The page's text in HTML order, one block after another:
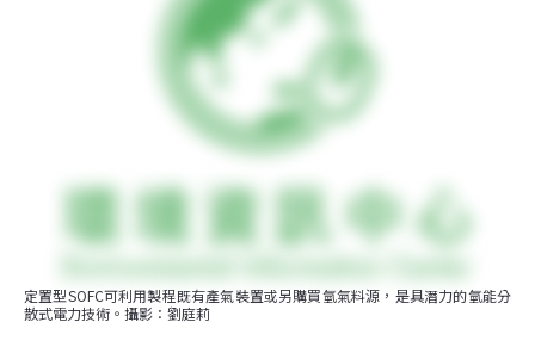
定置型SOFC可利用製程既有產氣裝置或另購買氫氣料源，是具潛力的氫能分
散式電力技術。攝影：劉庭莉